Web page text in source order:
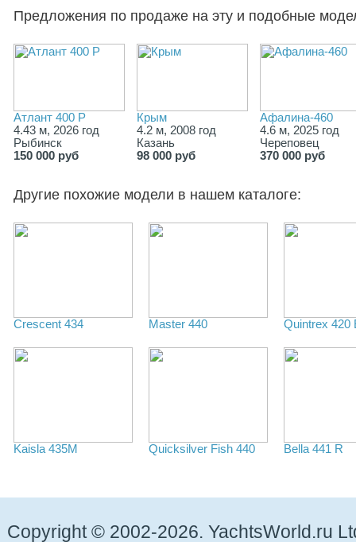
Предложения по продаже на эту и подобные
Атлант 400 Р
4.43 м, 2026 год
Рыбинск
150 000 руб
Крым
4.2 м, 2008 год
Казань
98 000 руб
Афалина-460
4.6 м, 2025 год
Череповец
370 000 руб
Другие похожие модели в нашем каталоге:
Crescent 434 Master 440 Quintrex 420
Kaisla 435M Quicksilver Fish 440 Bella 441 R
Copyright © 2002-2026. YachtsWorld.ru